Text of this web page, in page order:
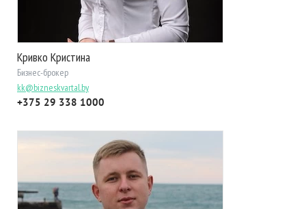
Кривко Кристина
Бизнес-брокер
kk@bizneskvartal.by
+375 29 338 1000